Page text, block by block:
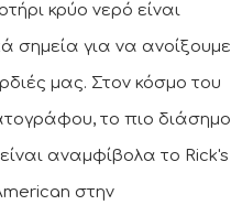
κρύο νερό είναι
σημεία για να ανοίξουμε
μας. Στον κόσμο του
το πιο διάσημο
αναμφίβολα το Rick's
στην